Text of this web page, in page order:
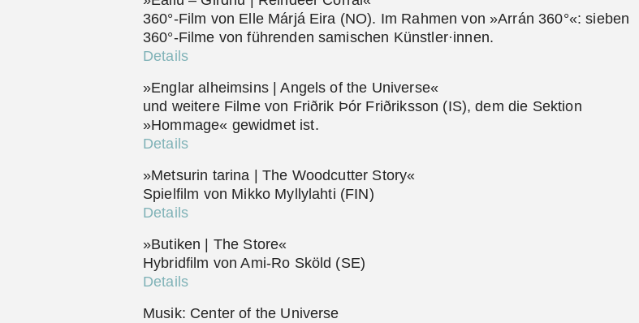
360°-Film von Elle Márjá Eira (NO). Im Rahmen von »Arrán 360°«: sieben
360°-Filme von führenden samischen Künstler·innen.
Details
»Englar alheimsins | Angels of the Universe«
und weitere Filme von Friðrik Þór Friðriksson (IS), dem die Sektion
»Hommage« gewidmet ist.
Details
»Metsurin tarina | The Woodcutter Story«
Spielfilm von Mikko Myllylahti (FIN)
Details
»Butiken | The Store«
Hybridfilm von Ami-Ro Sköld (SE)
Details
Musik: Center of the Universe